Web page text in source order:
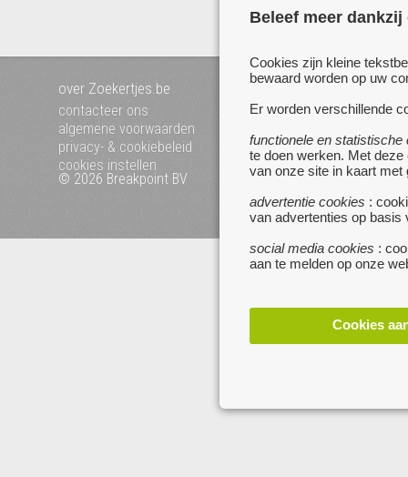
Beleef meer
Cookies zijn kleine
bewaard worden op uw
Er worden verschillende
functionele en statistische
te doen werken. Met
van onze site in kaart met
advertentie cookies :
van advertenties op basis
social media cookies :
aan te melden op onze
Cookies
over Zoekertjes.be
contacteer ons
algemene voorwaarden
privacy- & cookiebeleid
cookies instellen
voeg uw zoekertje toe
mijn zoekertjes
© 2026 Breakpoint BV
Bezoek ook eens onze
websites :
www.startpagina.be